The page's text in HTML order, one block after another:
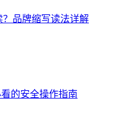
？品牌缩写读法详解
的安全操作指南